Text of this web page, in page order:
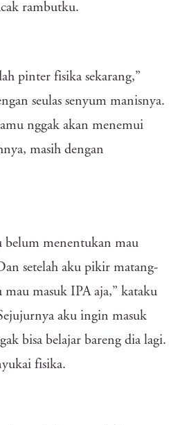
rambutku.
pinter fisika sekarang,”
seulas senyum manisnya.
nggak akan menemui
masih dengan
belum menentukan mau
setelah aku pikir matang-
mau masuk IPA aja,” kataku
aku ingin masuk
bisa belajar bareng dia lagi.
fisika.